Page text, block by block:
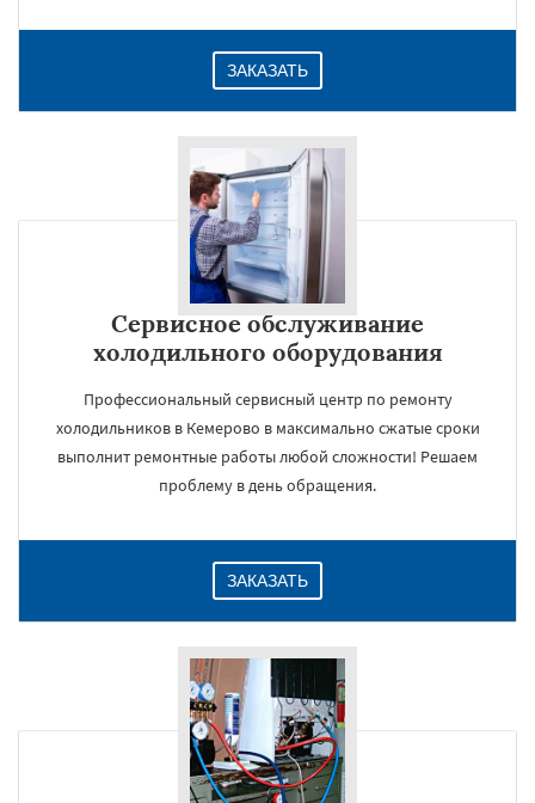
ЗАКАЗАТЬ
Сервисное обслуживание
холодильного оборудования
Профессиональный сервисный центр по ремонту
холодильников в Кемерово в максимально сжатые сроки
выполнит ремонтные работы любой сложности! Решаем
проблему в день обращения.
ЗАКАЗАТЬ